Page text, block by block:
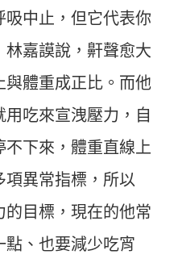
吸中止，但它代表你
林嘉謨說，鼾聲愈大
與體重成正比。而他
吃來宣洩壓力，自
不下來，體重直線上
項異常指標，所以
的目標，現在的他常
點、也要減少吃宵